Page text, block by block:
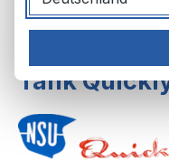
Tank